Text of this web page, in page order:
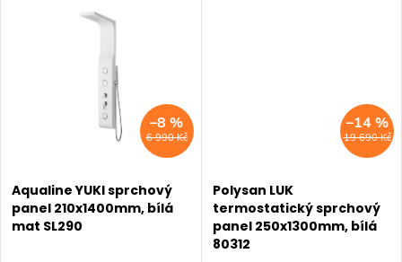
Nástěnná • Ovládání: Páka •
6 990 Kč
–8 %
Aqualine YUKI sprchový
panel 210x1400mm, bílá
mat SL290
19 690 Kč
–14 %
Polysan LUK
termostatický sprchový
panel 250x1300mm, bílá
80312